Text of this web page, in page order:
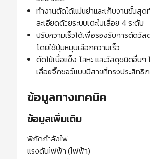
ทำงานตัดได้แม่นยำและเก็บงานขั้นสุด
ละเอียดด้วยระบบเตะใบเลื่อย 4 ระดับ
ปรับความเร็วได้เพื่อรองรับการตัดวั
โดยใช้ปุ่มหมุนเลือกความเร็ว
ตัดไม้เนื้อแข็ง โลหะ และวัสดุชนิดอื่นๆ
เลื่อยจิ๊กซอว์แบบมีสายที่ทรงประสิทธิ
ข้อมูลทางเทคนิค
ข้อมูลเพิ่มเติม
พิกัดกำลังไฟ
แรงดันไฟฟ้า (ไฟฟ้า)